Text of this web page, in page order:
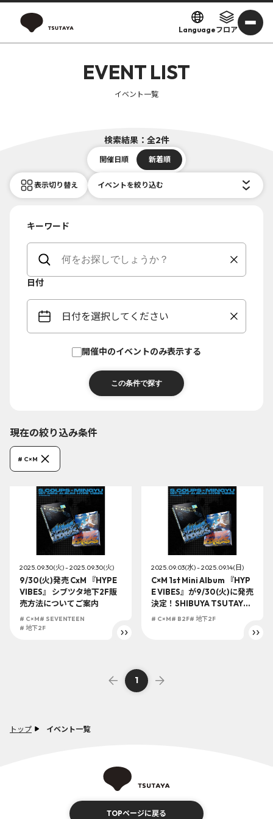
Languageフロア
トップ イベント一覧
EVENT LIST
イベント一覧
検索結果：全2件
開催日順 新着順
表示切り替え イベントを絞り込む
キーワード
日付
日付を選択してください
開催中のイベントのみ表示する
現在の絞り込み条件
# C×M
2025.09.30(火) - 2025.09.30(火)
9/30(火)発売 CxM 『HYPE
VIBES』 シブツタ地下2F販
売方法についてご案内
# C×M# SEVENTEEN
# 地下2F
2025.09.03(水) - 2025.09.14(日)
C×M 1st Mini Album 『HYP
E VIBES』が9/30(火)に発売
決定！SHIBUYA TSUTAYA
地下2F店頭受取での予約購
# C×M# B2F# 地下2F
1
TOPページに戻る